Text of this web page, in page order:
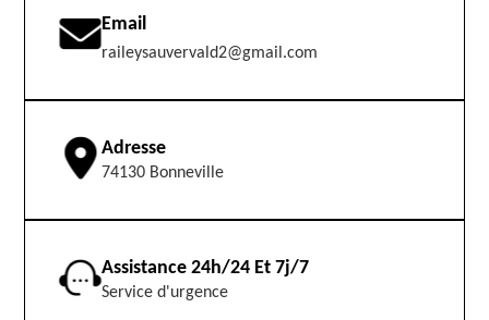
Email
raileysauvervald2@gmail.com
Adresse
74130 Bonneville
Assistance 24h/24 Et 7j/7
Service d'urgence